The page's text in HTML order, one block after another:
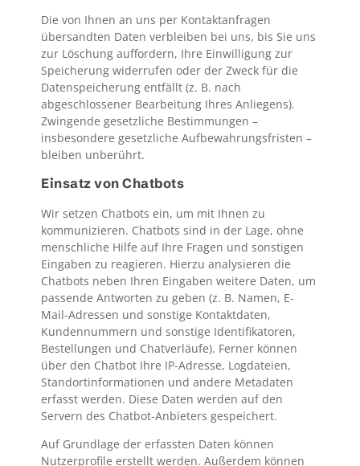
Die von Ihnen an uns per Kontaktanfragen
übersandten Daten verbleiben bei uns, bis Sie uns
zur Löschung auffordern, Ihre Einwilligung zur
Speicherung widerrufen oder der Zweck für die
Datenspeicherung entfällt (z. B. nach
abgeschlossener Bearbeitung Ihres Anliegens).
Zwingende gesetzliche Bestimmungen –
insbesondere gesetzliche Aufbewahrungsfristen –
bleiben unberührt.
Einsatz von Chatbots
Wir setzen Chatbots ein, um mit Ihnen zu
kommunizieren. Chatbots sind in der Lage, ohne
menschliche Hilfe auf Ihre Fragen und sonstigen
Eingaben zu reagieren. Hierzu analysieren die
Chatbots neben Ihren Eingaben weitere Daten, um
passende Antworten zu geben (z. B. Namen, E-
Mail-Adressen und sonstige Kontaktdaten,
Kundennummern und sonstige Identifikatoren,
Bestellungen und Chatverläufe). Ferner können
über den Chatbot Ihre IP-Adresse, Logdateien,
Standortinformationen und andere Metadaten
erfasst werden. Diese Daten werden auf den
Servern des Chatbot-Anbieters gespeichert.
Auf Grundlage der erfassten Daten können
Nutzerprofile erstellt werden. Außerdem können